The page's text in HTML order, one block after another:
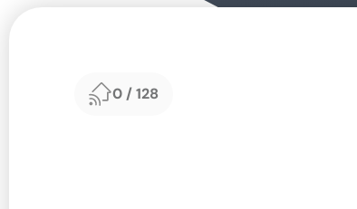
0 /128